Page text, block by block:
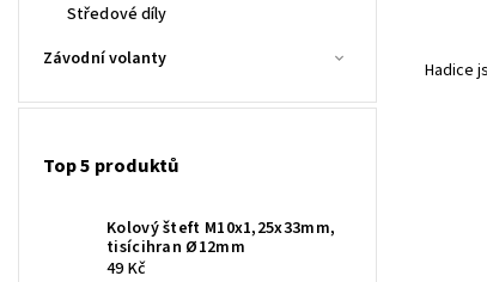
Středové díly
Závodní volanty
Top 5 produktů
Kolový šteft M10x1,25x33mm,
tisícihran Ø12mm
49 Kč
Hadice